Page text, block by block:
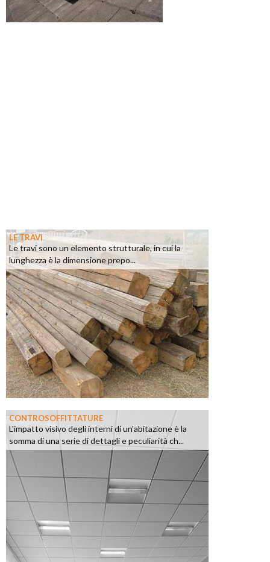
LE TRAVI
Le travi sono un elemento strutturale, in cui la
lunghezza è la dimensione prepo...
CONTROSOFFITTATURE
L'impatto visivo degli interni di un'abitazione è la
somma di una serie di dettagli e peculiarità ch...